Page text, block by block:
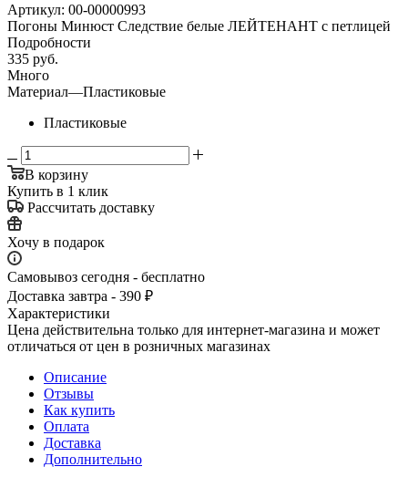
Артикул: 00-00000993
Погоны Минюст Следствие белые ЛЕЙТЕНАНТ с петлицей
Подробности
335 руб.
Много
Материал—Пластиковые
Пластиковые
В корзину
Купить в 1 клик
Рассчитать доставку
Хочу в подарок
Самовывоз сегодня - бесплатно
Доставка завтра - 390 ₽
Характеристики
Цена действительна только для интернет-магазина и может
отличаться от цен в розничных магазинах
Описание
Отзывы
Как купить
Оплата
Доставка
Дополнительно